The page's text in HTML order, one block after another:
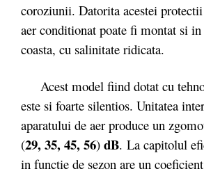
coroziunii. Datorita acestei
aer conditionat poate fi montat si
coasta, cu salinitate ridicata.
Acest model fiind dotat cu
este si foarte silentios. Unitatea
aparatului de aer produce un
(29, 35, 45, 56) dB. La capitolul
in functie de sezon are un